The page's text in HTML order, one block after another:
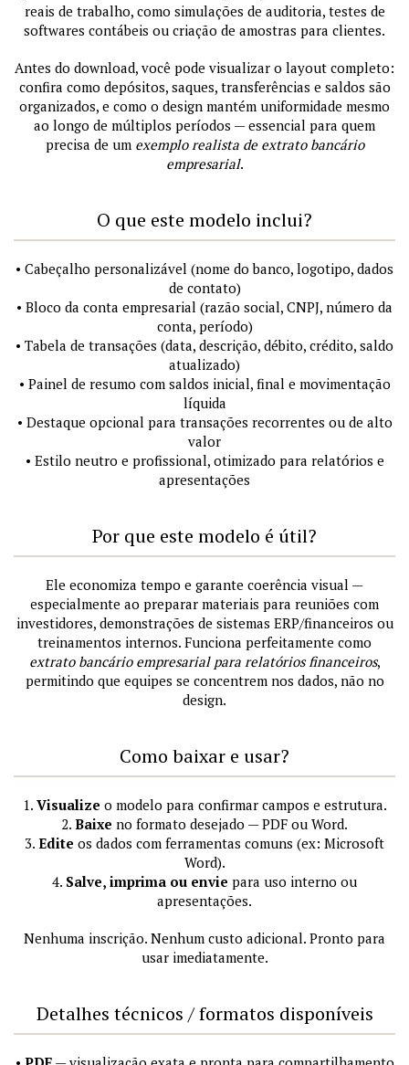
reais de trabalho, como simulações de auditoria, testes de
softwares contábeis ou criação de amostras para clientes.
Antes do download, você pode visualizar o layout completo:
confira como depósitos, saques, transferências e saldos são
organizados, e como o design mantém uniformidade mesmo
ao longo de múltiplos períodos — essencial para quem
precisa de um exemplo realista de extrato bancário
empresarial.
O que este modelo inclui?
• Cabeçalho personalizável (nome do banco, logotipo, dados
de contato)
• Bloco da conta empresarial (razão social, CNPJ, número da
conta, período)
• Tabela de transações (data, descrição, débito, crédito, saldo
atualizado)
• Painel de resumo com saldos inicial, final e movimentação
líquida
• Destaque opcional para transações recorrentes ou de alto
valor
• Estilo neutro e profissional, otimizado para relatórios e
apresentações
Por que este modelo é útil?
Ele economiza tempo e garante coerência visual —
especialmente ao preparar materiais para reuniões com
investidores, demonstrações de sistemas ERP/financeiros ou
treinamentos internos. Funciona perfeitamente como
extrato bancário empresarial para relatórios financeiros,
permitindo que equipes se concentrem nos dados, não no
design.
Como baixar e usar?
1. Visualize o modelo para confirmar campos e estrutura.
2. Baixe no formato desejado — PDF ou Word.
3. Edite os dados com ferramentas comuns (ex: Microsoft
Word).
4. Salve, imprima ou envie para uso interno ou
apresentações.
Nenhuma inscrição. Nenhum custo adicional. Pronto para
usar imediatamente.
Detalhes técnicos / formatos disponíveis